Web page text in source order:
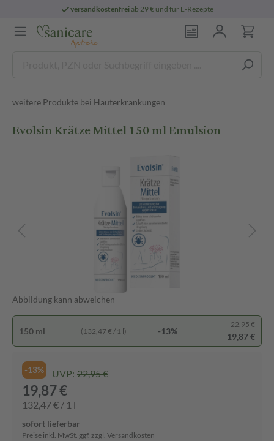
versandkostenfreiab 29 € und für E-Rezepte
weitere Produkte bei Hauterkrankungen
Evolsin Krätze Mittel 150 ml Emulsion
Abbildung kann abweichen
150 ml (132,47 € / 1 l) -13%
22,95 €
19,87 €
-13% UVP: 22,95 €
19,87 €
132,47 € / 1 l
sofort lieferbar
Preise inkl. MwSt. ggf. zzgl. Versandkosten